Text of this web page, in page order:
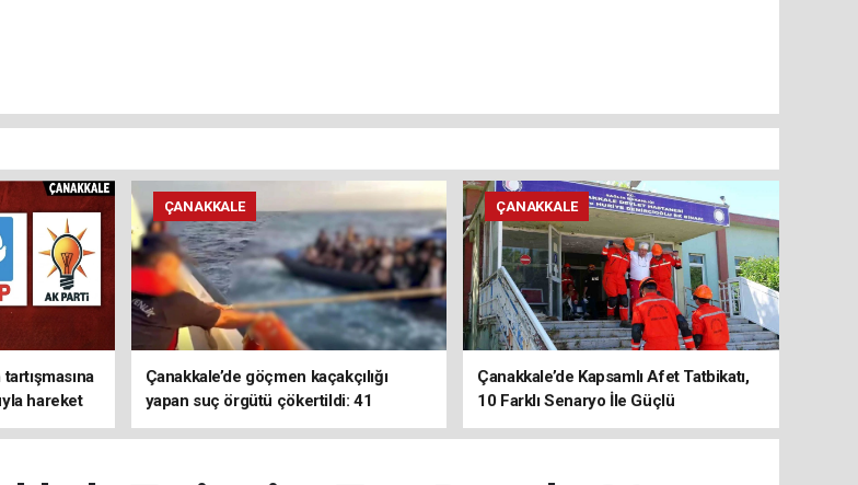
tartışmasına
hareket
ÇANAKKALE
Çanakkale’de göçmen kaçakçılığı
yapan suç örgütü çökertildi: 41
tutuklama
ÇANAKKALE
Çanakkale’de Kapsamlı Afet Tatbikatı,
10 Farklı Senaryo İle Güçlü
Koordinasyon